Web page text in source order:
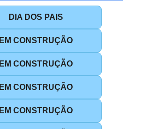
DIA DOS PAIS
EM CONSTRUÇÃO
EM CONSTRUÇÃO
EM CONSTRUÇÃO
EM CONSTRUÇÃO